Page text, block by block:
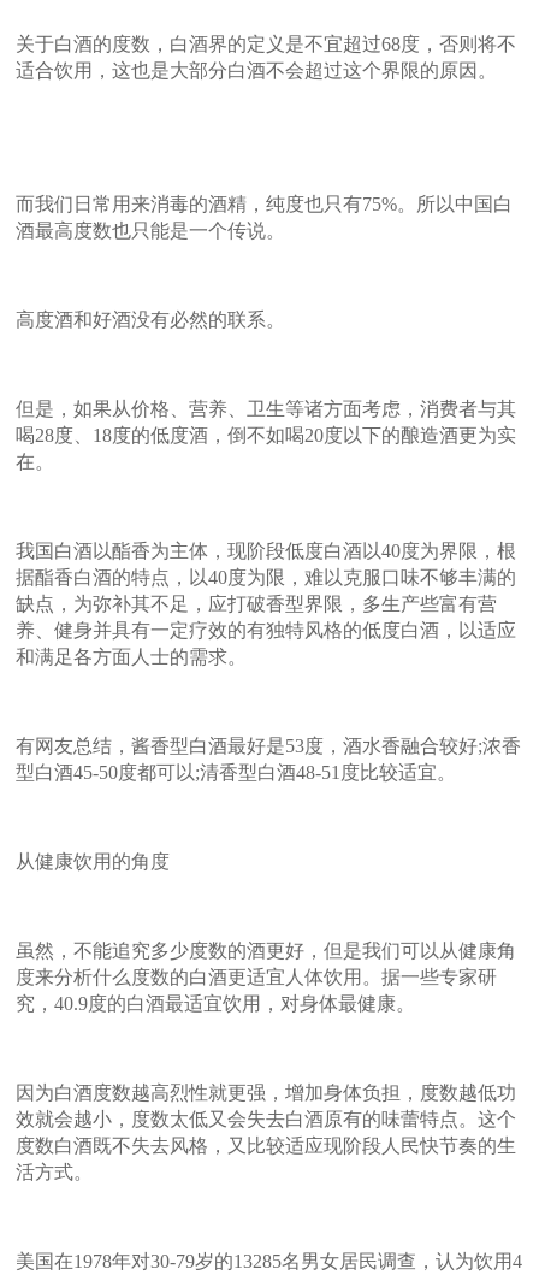
关于白酒的度数，白酒界的定义是不宜超过68度，否则将不
适合饮用，这也是大部分白酒不会超过这个界限的原因。
而我们日常用来消毒的酒精，纯度也只有75%。所以中国白
酒最高度数也只能是一个传说。
高度酒和好酒没有必然的联系。
但是，如果从价格、营养、卫生等诸方面考虑，消费者与其
喝28度、18度的低度酒，倒不如喝20度以下的酿造酒更为实
在。
我国白酒以酯香为主体，现阶段低度白酒以40度为界限，根
据酯香白酒的特点，以40度为限，难以克服口味不够丰满的
缺点，为弥补其不足，应打破香型界限，多生产些富有营
养、健身并具有一定疗效的有独特风格的低度白酒，以适应
和满足各方面人士的需求。
有网友总结，酱香型白酒最好是53度，酒水香融合较好;浓香
型白酒45-50度都可以;清香型白酒48-51度比较适宜。
从健康饮用的角度
虽然，不能追究多少度数的酒更好，但是我们可以从健康角
度来分析什么度数的白酒更适宜人体饮用。据一些专家研
究，40.9度的白酒最适宜饮用，对身体最健康。
因为白酒度数越高烈性就更强，增加身体负担，度数越低功
效就会越小，度数太低又会失去白酒原有的味蕾特点。这个
度数白酒既不失去风格，又比较适应现阶段人民快节奏的生
活方式。
美国在1978年对30-79岁的13285名男女居民调查，认为饮用4